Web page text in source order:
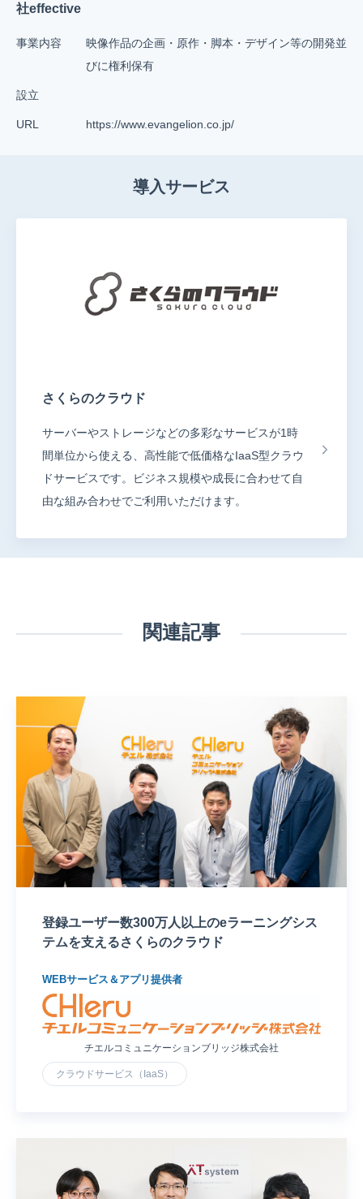
社effective
事業内容
映像作品の企画・原作・脚本・デザイン等の開発並
びに権利保有
設立
URL https://www.evangelion.co.jp/
導入サービス
さくらのクラウド
サーバーやストレージなどの多彩なサービスが1時
間単位から使える、高性能で低価格なIaaS型クラウ
ドサービスです。ビジネス規模や成長に合わせて自
由な組み合わせでご利用いただけます。
関連記事
登録ユーザー数300万人以上のeラーニングシス
テムを支えるさくらのクラウド
WEBサービス＆アプリ提供者
チエルコミュニケーションブリッジ株式会社
クラウドサービス（IaaS）